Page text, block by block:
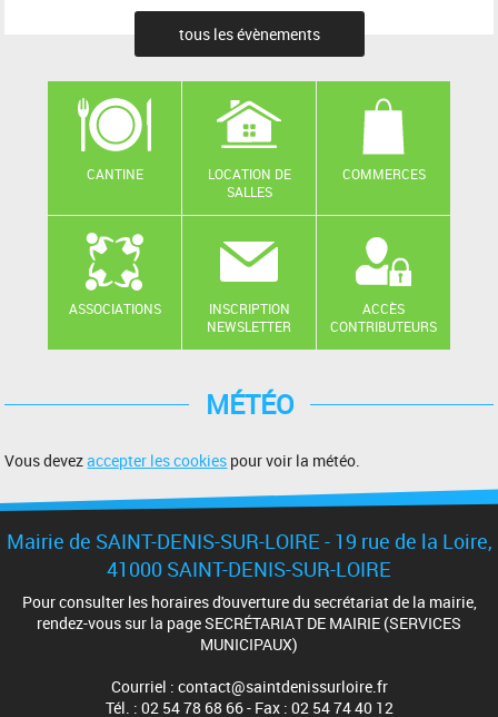
tous les évènements
CANTINE
LOCATION DE
SALLES
COMMERCES
ASSOCIATIONS
INSCRIPTION
NEWSLETTER
ACCÈS
CONTRIBUTEURS
MÉTÉO
Vous devezaccepter les cookies pour voir la météo.
Mairie de SAINT-DENIS-SUR-LOIRE - 19 rue de la Loire,
41000 SAINT-DENIS-SUR-LOIRE
Pour consulter les horaires d'ouverture du secrétariat de la mairie,
rendez-vous sur la page SECRÉTARIAT DE MAIRIE (SERVICES
MUNICIPAUX)
Courriel : contact@saintdenissurloire.fr
Tél. : 02 54 78 68 66 - Fax : 02 54 74 40 12